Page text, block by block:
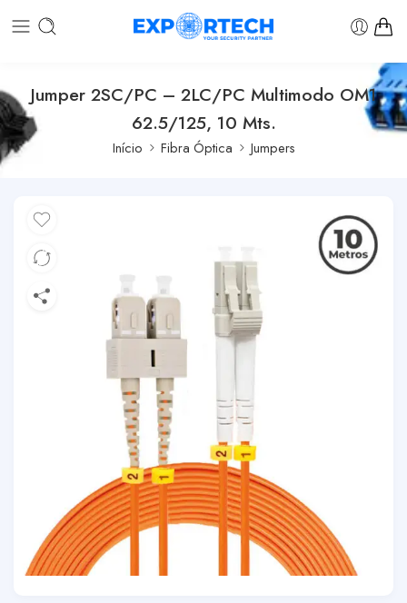
Jumper 2SC/PC – 2LC/PC Multimodo OM1
62.5/125, 10 Mts.
Início Fibra Óptica Jumpers